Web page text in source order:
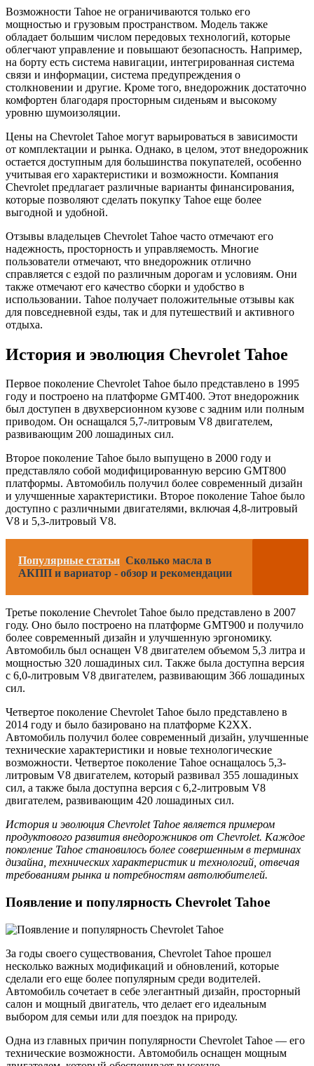
Возможности Tahoe не ограничиваются только его
мощностью и грузовым пространством. Модель также
обладает большим числом передовых технологий, которые
облегчают управление и повышают безопасность. Например,
на борту есть система навигации, интегрированная система
связи и информации, система предупреждения о
столкновении и другие. Кроме того, внедорожник достаточно
комфортен благодаря просторным сиденьям и высокому
уровню шумоизоляции.
Цены на Chevrolet Tahoe могут варьироваться в зависимости
от комплектации и рынка. Однако, в целом, этот внедорожник
остается доступным для большинства покупателей, особенно
учитывая его характеристики и возможности. Компания
Chevrolet предлагает различные варианты финансирования,
которые позволяют сделать покупку Tahoe еще более
выгодной и удобной.
Отзывы владельцев Chevrolet Tahoe часто отмечают его
надежность, просторность и управляемость. Многие
пользователи отмечают, что внедорожник отлично
справляется с ездой по различным дорогам и условиям. Они
также отмечают его качество сборки и удобство в
использовании. Tahoe получает положительные отзывы как
для повседневной езды, так и для путешествий и активного
отдыха.
История и эволюция Chevrolet Tahoe
Первое поколение Chevrolet Tahoe было представлено в 1995
году и построено на платформе GMT400. Этот внедорожник
был доступен в двухверсионном кузове с задним или полным
приводом. Он оснащался 5,7-литровым V8 двигателем,
развивающим 200 лошадиных сил.
Второе поколение Tahoe было выпущено в 2000 году и
представляло собой модифицированную версию GMT800
платформы. Автомобиль получил более современный дизайн
и улучшенные характеристики. Второе поколение Tahoe было
доступно с различными двигателями, включая 4,8-литровый
V8 и 5,3-литровый V8.
Популярные статьи Сколько масла в
АКПП и вариатор - обзор и рекомендации
Третье поколение Chevrolet Tahoe было представлено в 2007
году. Оно было построено на платформе GMT900 и получило
более современный дизайн и улучшенную эргономику.
Автомобиль был оснащен V8 двигателем объемом 5,3 литра и
мощностью 320 лошадиных сил. Также была доступна версия
с 6,0-литровым V8 двигателем, развивающим 366 лошадиных
сил.
Четвертое поколение Chevrolet Tahoe было представлено в
2014 году и было базировано на платформе K2XX.
Автомобиль получил более современный дизайн, улучшенные
технические характеристики и новые технологические
возможности. Четвертое поколение Tahoe оснащалось 5,3-
литровым V8 двигателем, который развивал 355 лошадиных
сил, а также была доступна версия с 6,2-литровым V8
двигателем, развивающим 420 лошадиных сил.
История и эволюция Chevrolet Tahoe является примером
продуктового развития внедорожников от Chevrolet. Каждое
поколение Tahoe становилось более совершенным в терминах
дизайна, технических характеристик и технологий, отвечая
требованиям рынка и потребностям автолюбителей.
Появление и популярность Chevrolet Tahoe
За годы своего существования, Chevrolet Tahoe прошел
несколько важных модификаций и обновлений, которые
сделали его еще более популярным среди водителей.
Автомобиль сочетает в себе элегантный дизайн, просторный
салон и мощный двигатель, что делает его идеальным
выбором для семьи или для поездок на природу.
Одна из главных причин популярности Chevrolet Tahoe — его
технические возможности. Автомобиль оснащен мощным